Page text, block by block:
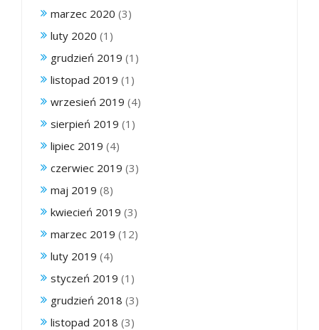
marzec 2020 (3)
luty 2020 (1)
grudzień 2019 (1)
listopad 2019 (1)
wrzesień 2019 (4)
sierpień 2019 (1)
lipiec 2019 (4)
czerwiec 2019 (3)
maj 2019 (8)
kwiecień 2019 (3)
marzec 2019 (12)
luty 2019 (4)
styczeń 2019 (1)
grudzień 2018 (3)
listopad 2018 (3)